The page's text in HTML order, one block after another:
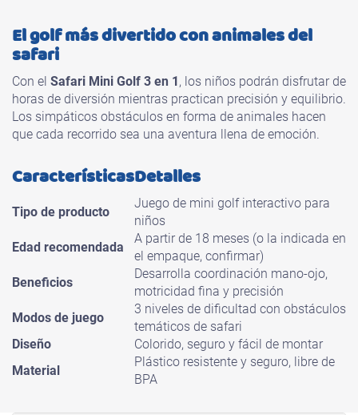
El golf más divertido con animales del
safari
Con el Safari Mini Golf 3 en 1, los niños podrán disfrutar de
horas de diversión mientras practican precisión y equilibrio.
Los simpáticos obstáculos en forma de animales hacen
que cada recorrido sea una aventura llena de emoción.
CaracterísticasDetalles
Tipo de producto
Juego de mini golf interactivo para
niños
Edad recomendada
A partir de 18 meses (o la indicada en
el empaque, confirmar)
Beneficios
Desarrolla coordinación mano-ojo,
motricidad fina y precisión
Modos de juego
3 niveles de dificultad con obstáculos
temáticos de safari
Diseño
Colorido, seguro y fácil de montar
Material
Plástico resistente y seguro, libre de
BPA